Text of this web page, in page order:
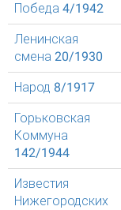
Победа 4/1942
Ленинская
смена 20/1930
Народ 8/1917
Горьковская
Коммуна
142/1944
Известия
Нижегородских